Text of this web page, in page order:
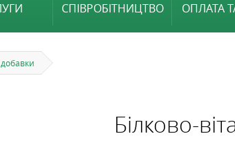
СПІВРОБІТНИЦТВО ОПЛАТА
добавки
Білково-